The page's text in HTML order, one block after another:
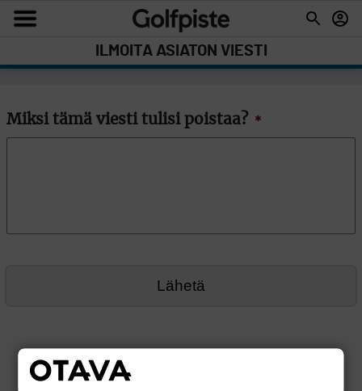
ILMOITA ASIATON VIESTI
Miksi tämä viesti tulisi poistaa? *